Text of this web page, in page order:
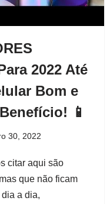
2022 Até
Bom e
📱
30, 2022
citar aqui são
que não ficam
a dia,